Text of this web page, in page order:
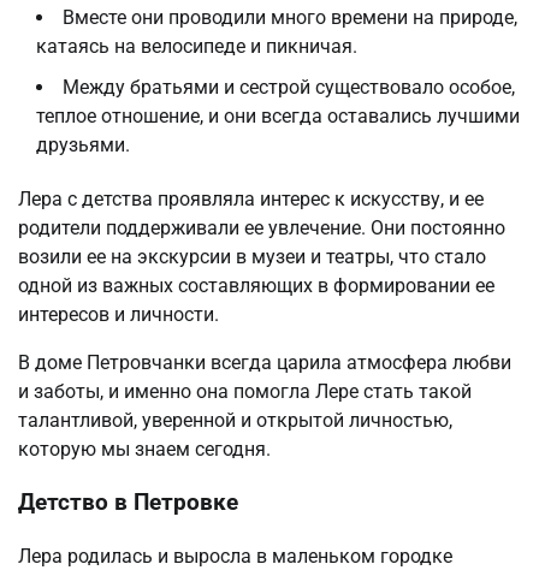
Вместе они проводили много времени на природе,
катаясь на велосипеде и пикничая.
Между братьями и сестрой существовало особое,
теплое отношение, и они всегда оставались лучшими
друзьями.
Лера с детства проявляла интерес к искусству, и ее
родители поддерживали ее увлечение. Они постоянно
возили ее на экскурсии в музеи и театры, что стало
одной из важных составляющих в формировании ее
интересов и личности.
В доме Петровчанки всегда царила атмосфера любви
и заботы, и именно она помогла Лере стать такой
талантливой, уверенной и открытой личностью,
которую мы знаем сегодня.
Детство в Петровке
Лера родилась и выросла в маленьком городке